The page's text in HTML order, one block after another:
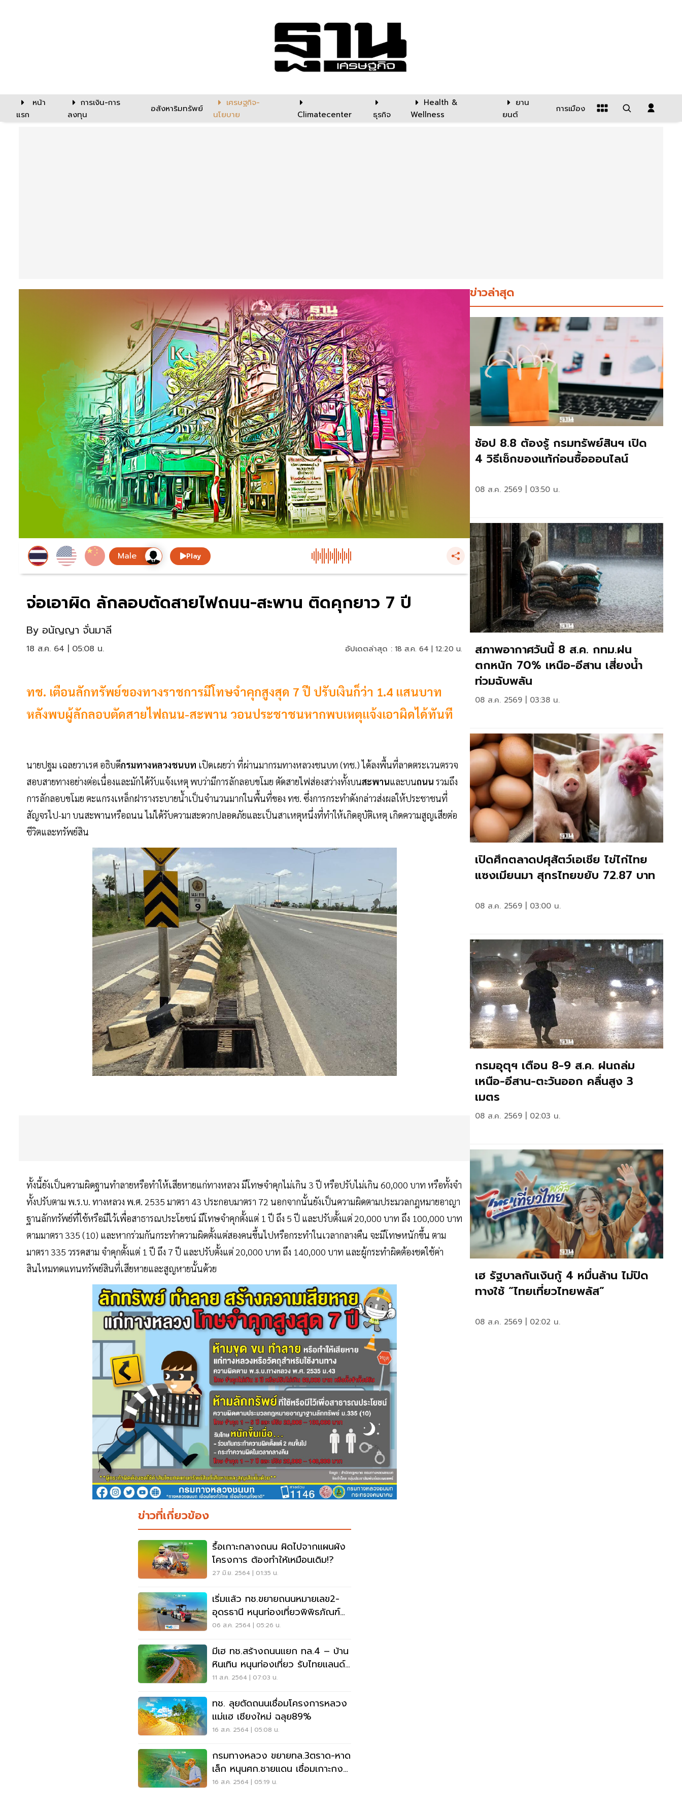
หน้า
แรก
การเงิน-การ
ลงทุน
อสังหาริมทรัพย์
เศรษฐกิจ-
นโยบาย
Climatecenter ธุรกิจ
Health &
Wellness
ยาน
ยนต์
การเมือง
Play
จ่อเอาผิด ลักลอบตัดสายไฟถนน-สะพาน ติดคุกยาว 7 ปี
By อนัญญา จั่นมาลี
18 ส.ค. 64 | 05:08 น. อัปเดตล่าสุด : 18 ส.ค. 64 | 12:20 น.
ทช. เตือนลักทรัพย์ของทางราชการมีโทษจำคุกสูงสุด 7 ปี ปรับเงินก็ว่า 1.4 แสนบาท
หลังพบผู้ลักลอบตัดสายไฟถนน-สะพาน วอนประชาชนหากพบเหตุแจ้งเอาผิดได้ทันที
นายปฐม เฉลยวาเรศ อธิบดีกรมทางหลวงชนบท เปิดเผยว่า ที่ผ่านมากรมทางหลวงชนบท (ทช.) ได้ลงพื้นที่ลาดตระเวนตรวจ
สอบสายทางอย่างต่อเนื่องและมักได้รับแจ้งเหตุ พบว่ามีการลักลอบขโมย ตัดสายไฟส่องสว่างทั้งบนสะพานและบนถนน รวมถึง
การลักลอบขโมย ตะแกรงเหล็กฝารางระบายน้ำเป็นจำนวนมากในพื้นที่ของ ทช. ซึ่งการกระทำดังกล่าวส่งผลให้ประชาชนที่
สัญจรไป-มา บนสะพานหรือถนน ไม่ได้รับความสะดวกปลอดภัยและเป็นสาเหตุหนึ่งที่ทำให้เกิดอุบัติเหตุ เกิดความสูญเสียต่อ
ชีวิตและทรัพย์สิน
ทั้งนี้ยังเป็นความผิดฐานทำลายหรือทำให้เสียหายแก่ทางหลวง มีโทษจำคุกไม่เกิน 3 ปี หรือปรับไม่เกิน 60,000 บาท หรือทั้งจำ
ทั้งปรับตาม พ.ร.บ. ทางหลวง พ.ศ. 2535 มาตรา 43 ประกอบมาตรา 72 นอกจากนั้นยังเป็นความผิดตามประมวลกฎหมายอาญา
ฐานลักทรัพย์ที่ใช้หรือมีไว้เพื่อสาธารณประโยชน์ มีโทษจำคุกตั้งแต่ 1 ปี ถึง 5 ปี และปรับตั้งแต่ 20,000 บาท ถึง 100,000 บาท
ตามมาตรา 335 (10) และหากร่วมกันกระทำความผิดตั้งแต่สองคนขึ้นไปหรือกระทำในเวลากลางคืน จะมีโทษหนักขึ้น ตาม
มาตรา 335 วรรคสาม จำคุกตั้งแต่ 1 ปี ถึง 7 ปี และปรับตั้งแต่ 20,000 บาท ถึง 140,000 บาท และผู้กระทำผิดต้องชดใช้ค่า
สินไหมทดแทนทรัพย์สินที่เสียหายและสูญหายนั้นด้วย
ข่าวที่เกี่ยวข้อง
รื้อเกาะกลางถนน ผิดไปจากแผนผัง
โครงการ ต้องทำให้เหมือนเดิม!?
27 มิ.ย. 2564 | 01:35 น.
เริ่มแล้ว ทช.ขยายถนนหมายเลข2-
อุดรธานี หนุนท่องเที่ยวพิพิธภัณฑ์
ธรรมเจดีย์
06 ส.ค. 2564 | 05:26 น.
มีเฮ ทช.สร้างถนนแยก ทล.4 – บ้าน
หินเทิน หนุนท่องเที่ยว รับไทยแลนด์ริ
เวียร่า
11 ส.ค. 2564 | 07:03 น.
ทช. ลุยตัดถนนเชื่อมโครงการหลวง
แม่แฮ เชียงใหม่ ฉลุย89%
16 ส.ค. 2564 | 05:08 น.
กรมทางหลวง ขยายทล.3ตราด-หาด
เล็ก หนุนศก.ชายแดน เชื่อมเกาะกง
คืบ85%
16 ส.ค. 2564 | 05:19 น.
ข่าวล่าสุด
ช้อป 8.8 ต้องรู้ กรมทรัพย์สินฯ เปิด
4 วิธีเช็กของแท้ก่อนซื้อออนไลน์
08 ส.ค. 2569 | 03:50 น.
สภาพอากาศวันนี้ 8 ส.ค. กทม.ฝน
ตกหนัก 70% เหนือ-อีสาน เสี่ยงน้ำ
ท่วมฉับพลัน
08 ส.ค. 2569 | 03:38 น.
เปิดศึกตลาดปศุสัตว์เอเชีย ไข่ไก่ไทย
แซงเมียนมา สุกรไทยขยับ 72.87 บาท
08 ส.ค. 2569 | 03:00 น.
กรมอุตุฯ เตือน 8-9 ส.ค. ฝนถล่ม
เหนือ-อีสาน-ตะวันออก คลื่นสูง 3
เมตร
08 ส.ค. 2569 | 02:03 น.
เฮ รัฐบาลกันเงินกู้ 4 หมื่นล้าน ไม่ปิด
ทางใช้ “ไทยเที่ยวไทยพลัส”
08 ส.ค. 2569 | 02:02 น.